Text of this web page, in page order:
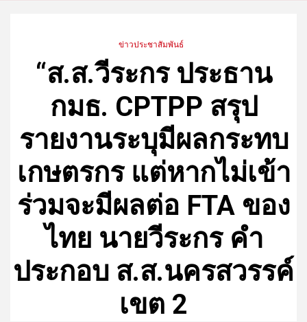
ข่าวประชาสัมพันธ์
“ส.ส.วีระกร ประธาน
กมธ. CPTPP สรุป
รายงานระบุมีผลกระทบ
เกษตรกร แต่หากไม่เข้า
ร่วมจะมีผลต่อ FTA ของ
ไทย นายวีระกร คำ
ประกอบ ส.ส.นครสวรรค์
เขต 2